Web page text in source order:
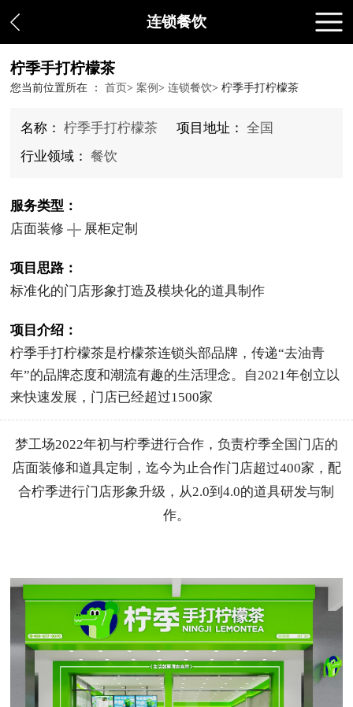
连锁餐饮
柠季手打柠檬茶
您当前位置所在 ：首页>案例>连锁餐饮>柠季手打柠檬茶
名称： 柠季手打柠檬茶 项目地址： 全国
行业领域： 餐饮
服务类型：
店面装修
展柜定制
项目思路：
标准化的门店形象打造及模块化的道具制作
项目介绍：
柠季手打柠檬茶是柠檬茶连锁头部品牌，传递“去油青
年”的品牌态度和潮流有趣的生活理念。自2021年创立以
来快速发展，门店已经超过1500家
梦工场2022年初与柠季进行合作，负责柠季全国门店的
店面装修和道具定制，迄今为止合作门店超过400家，配
合柠季进行门店形象升级，从2.0到4.0的道具研发与制
作。